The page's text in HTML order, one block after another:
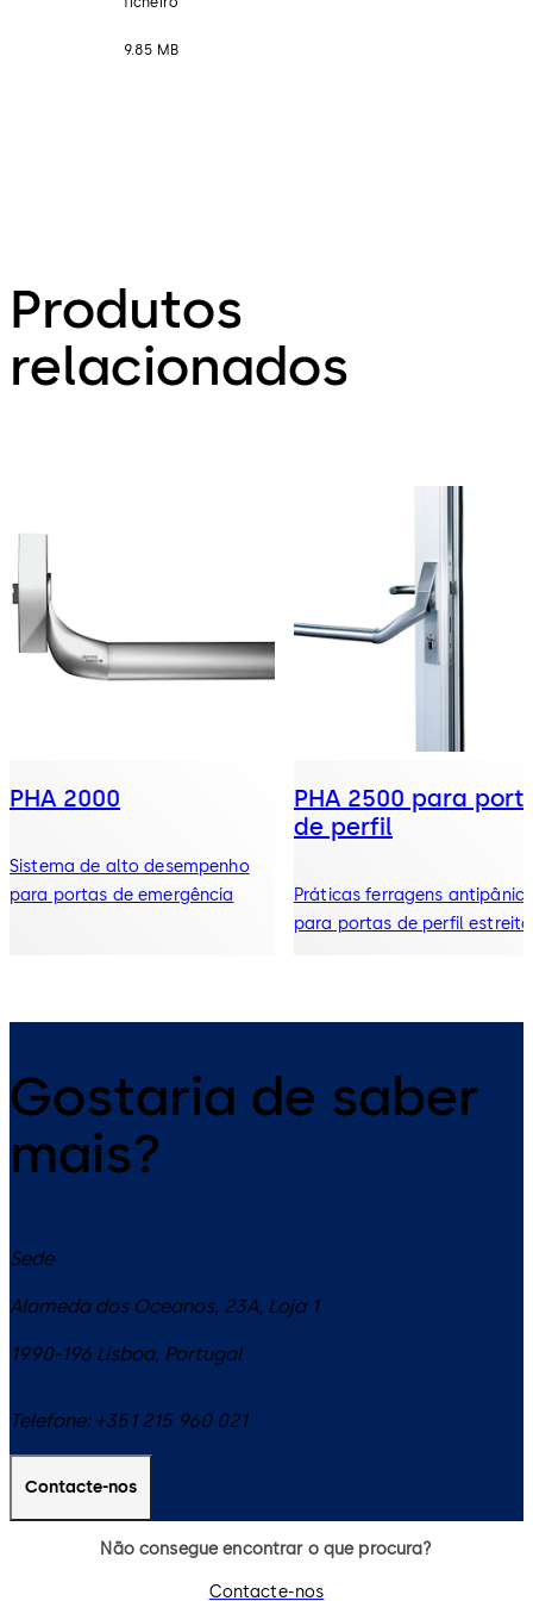
9.85 MB
Produtos
relacionados
PHA 2000
Sistema de alto desempenho
para portas de emergência
PHA 2500 para
de perfil
Práticas ferragens
para portas de perfil estreito
Gostaria de saber
mais?
Sede
Alameda dos Oceanos, 23A, Loja 1
1990-196 Lisboa, Portugal
Telefone: +351 215 960 021
Contacte-nos
Não consegue encontrar o que procura?
Contacte-nos